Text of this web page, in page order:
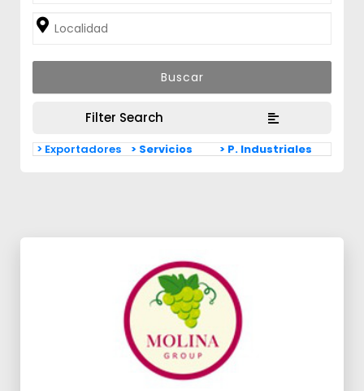
Filter Search
> Exportadores > Servicios > P. Industriales